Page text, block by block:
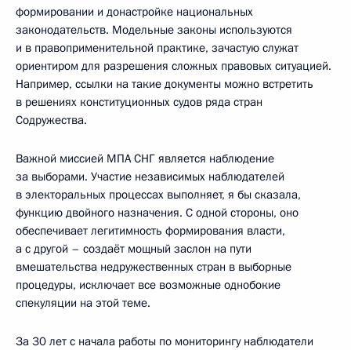
формировании и донастройке национальных
законодательств. Модельные законы используются
и в правоприменительной практике, зачастую служат
ориентиром для разрешения сложных правовых ситуацией.
Например, ссылки на такие документы можно встретить
в решениях конституционных судов ряда стран
Содружества.
Важной миссией МПА СНГ является наблюдение
за выборами. Участие независимых наблюдателей
в электоральных процессах выполняет, я бы сказала,
функцию двойного назначения. С одной стороны, оно
обеспечивает легитимность формирования власти,
а с другой – создаёт мощный заслон на пути
вмешательства недружественных стран в выборные
процедуры, исключает все возможные однобокие
спекуляции на этой теме.
За 30 лет с начала работы по мониторингу наблюдатели